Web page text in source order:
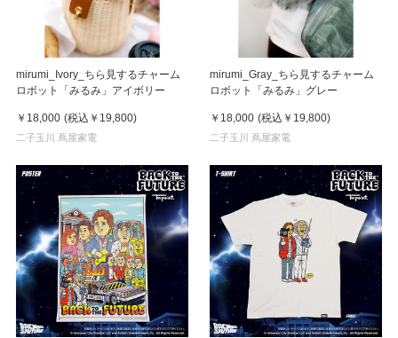
mirumi_Ivory_ちら見するチャーム
ロボット「みるみ」アイボリー
￥18,000 (税込 ￥19,800)
二子玉川 蔦屋家電
mirumi_Gray_ちら見するチャーム
ロボット「みるみ」グレー
￥18,000 (税込 ￥19,800)
二子玉川 蔦屋家電